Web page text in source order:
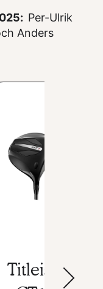
Per-Ulrik
Anders
Titleist